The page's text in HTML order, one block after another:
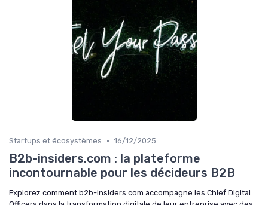
Startups et écosystèmes • 16/12/2025
B2b-insiders.com : la plateforme
incontournable pour les décideurs B2B
Explorez comment b2b-insiders.com accompagne les Chief Digital